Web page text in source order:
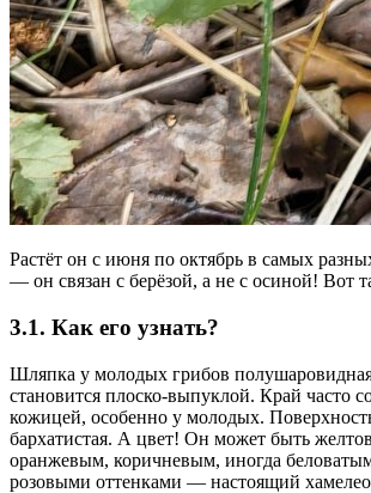
Растёт он с июня по октябрь в самых
— он связан с берёзой, а не с осиной! Вот
3.1. Как его узнать?
Шляпка у молодых грибов
становится плоско-выпуклой. Край часто
кожицей, особенно у молодых.
бархатистая. А цвет! Он может быть
оранжевым, коричневым, иногда
розовыми оттенками — настоящий